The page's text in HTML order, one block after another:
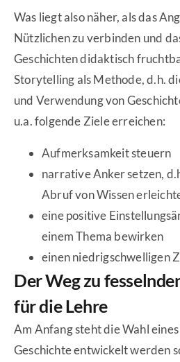
Was liegt also näher, als das
Nützlichen zu verbinden und
Geschichten didaktisch
Storytelling als Methode, d.h.
und Verwendung von
u.a. folgende Ziele erreichen:
Aufmerksamkeit steuern
narrative Anker setzen,
Abruf von Wissen
eine positive
einem Thema bewirken
einen niedrigschwelligen
Der Weg zu
für die Lehre
Am Anfang steht die Wahl
Geschichte entwickelt werden